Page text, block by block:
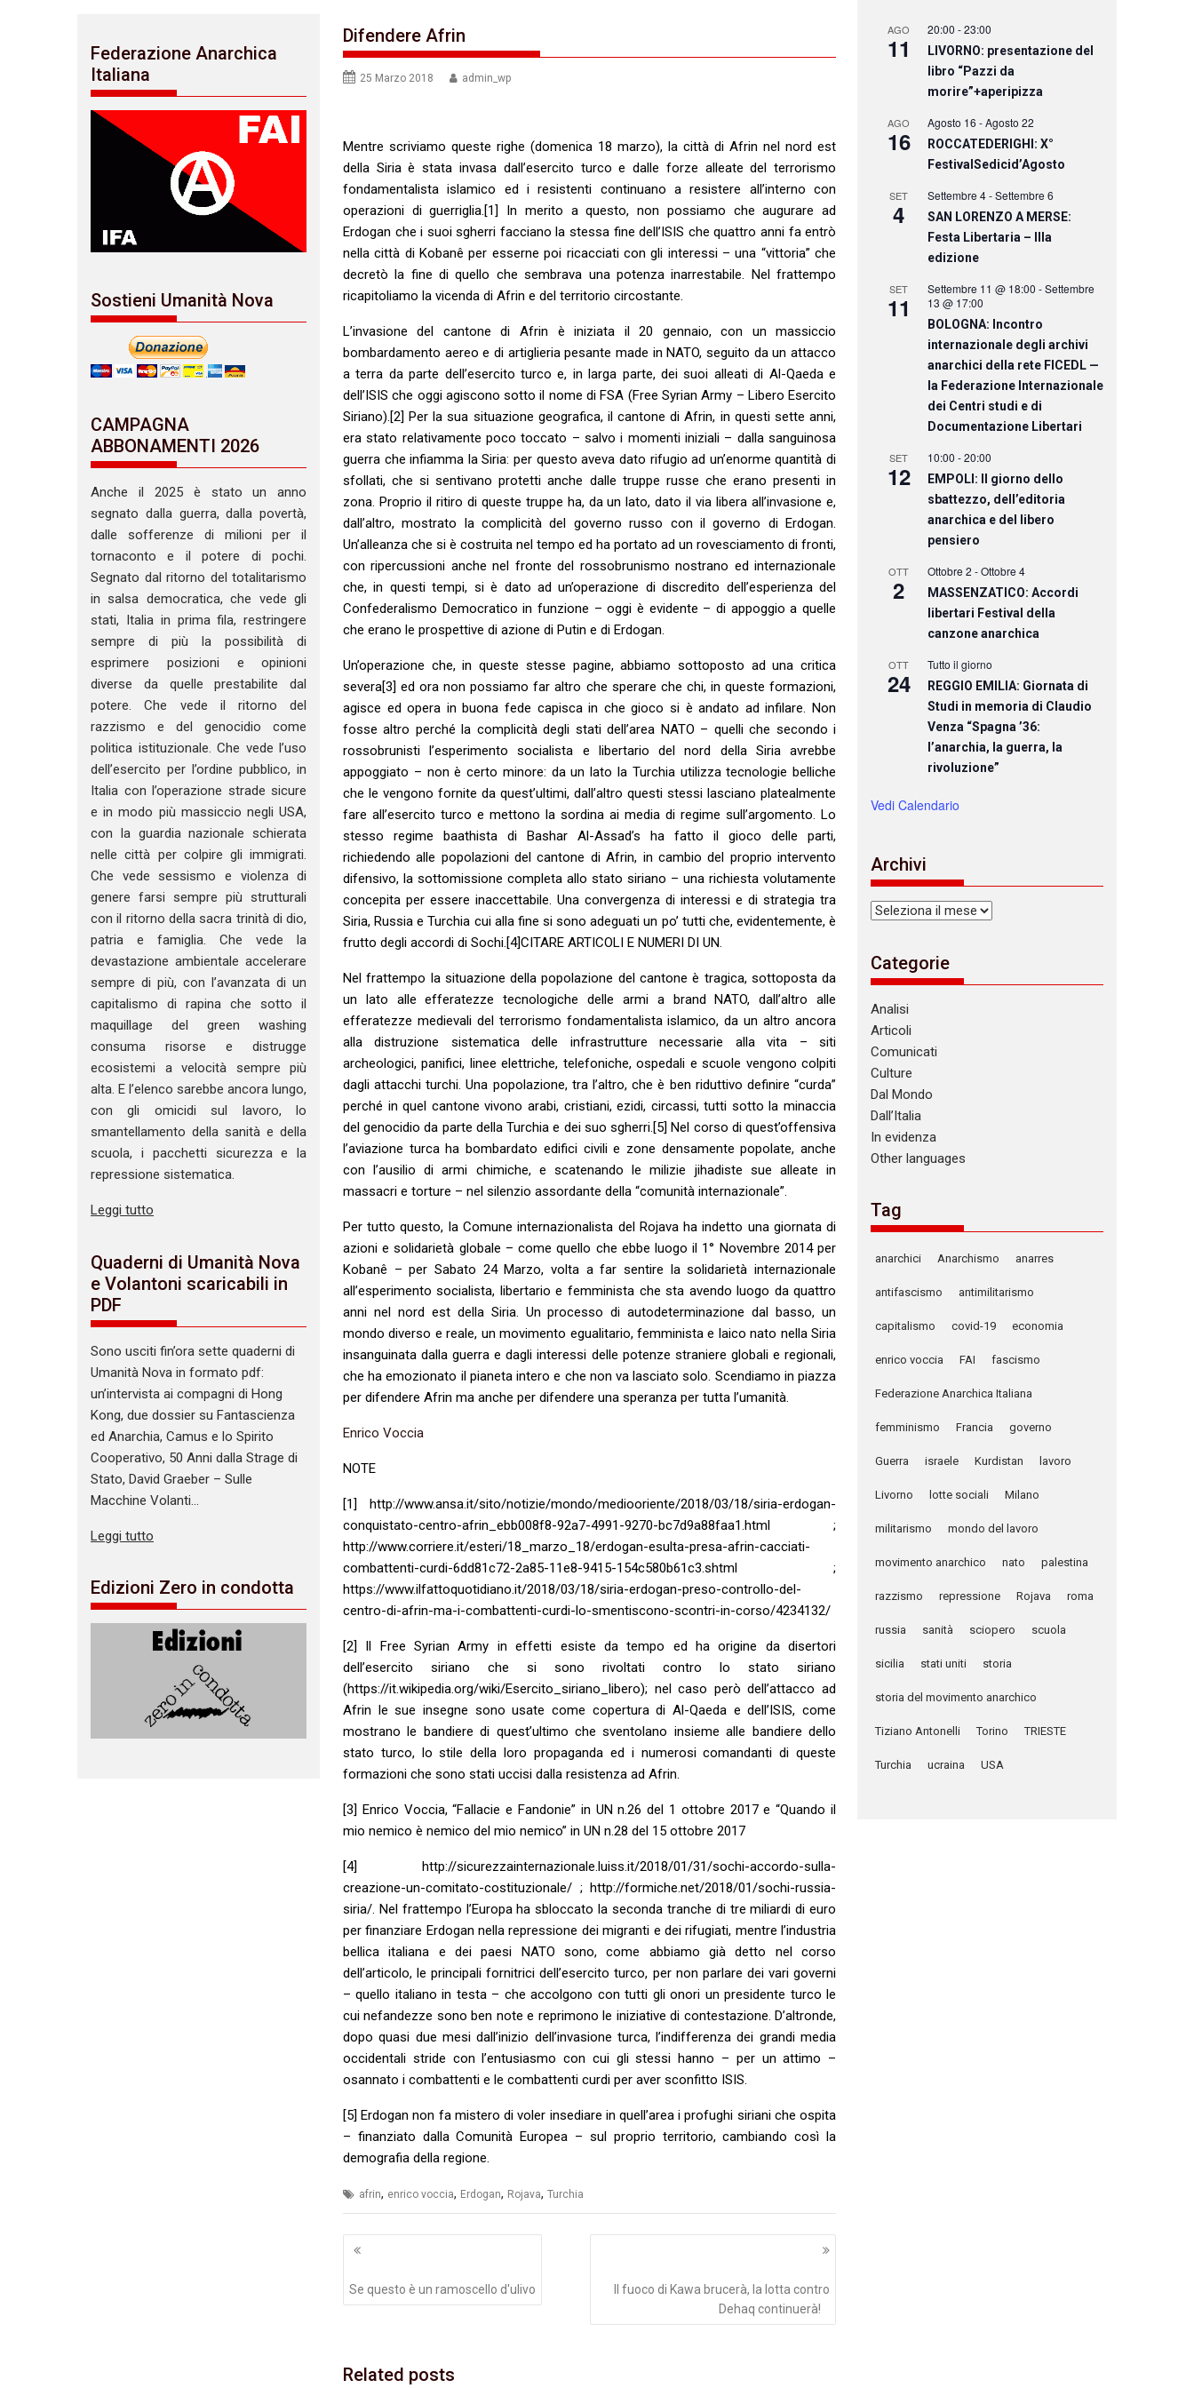
Difendere Afrin
25 Marzo 2018 admin_wp
Mentre scriviamo queste righe (domenica 18 marzo), la città di Afrin nel nord est
della Siria è stata invasa dall’esercito turco e dalle forze alleate del terrorismo
fondamentalista islamico ed i resistenti continuano a resistere all’interno con
operazioni di guerriglia.[1] In merito a questo, non possiamo che augurare ad
Erdogan che i suoi sgherri facciano la stessa fine dell’ISIS che quattro anni fa entrò
nella città di Kobanê per esserne poi ricacciati con gli interessi – una “vittoria” che
decretò la fine di quello che sembrava una potenza inarrestabile. Nel frattempo
ricapitoliamo la vicenda di Afrin e del territorio circostante.
L’invasione del cantone di Afrin è iniziata il 20 gennaio, con un massiccio
bombardamento aereo e di artiglieria pesante made in NATO, seguito da un attacco
a terra da parte dell’esercito turco e, in larga parte, dei suoi alleati di Al-Qaeda e
dell’ISIS che oggi agiscono sotto il nome di FSA (Free Syrian Army – Libero Esercito
Siriano).[2] Per la sua situazione geografica, il cantone di Afrin, in questi sette anni,
era stato relativamente poco toccato – salvo i momenti iniziali – dalla sanguinosa
guerra che infiamma la Siria: per questo aveva dato rifugio ad un’enorme quantità di
sfollati, che si sentivano protetti anche dalle truppe russe che erano presenti in
zona. Proprio il ritiro di queste truppe ha, da un lato, dato il via libera all’invasione e,
dall’altro, mostrato la complicità del governo russo con il governo di Erdogan.
Un’alleanza che si è costruita nel tempo ed ha portato ad un rovesciamento di fronti,
con ripercussioni anche nel fronte del rossobrunismo nostrano ed internazionale
che, in questi tempi, si è dato ad un’operazione di discredito dell’esperienza del
Confederalismo Democratico in funzione – oggi è evidente – di appoggio a quelle
che erano le prospettive di azione di Putin e di Erdogan.
Un’operazione che, in queste stesse pagine, abbiamo sottoposto ad una critica
severa[3] ed ora non possiamo far altro che sperare che chi, in queste formazioni,
agisce ed opera in buona fede capisca in che gioco si è andato ad infilare. Non
fosse altro perché la complicità degli stati dell’area NATO – quelli che secondo i
rossobrunisti l’esperimento socialista e libertario del nord della Siria avrebbe
appoggiato – non è certo minore: da un lato la Turchia utilizza tecnologie belliche
che le vengono fornite da quest’ultimi, dall’altro questi stessi lasciano platealmente
fare all’esercito turco e mettono la sordina ai media di regime sull’argomento. Lo
stesso regime baathista di Bashar Al-Assad’s ha fatto il gioco delle parti,
richiedendo alle popolazioni del cantone di Afrin, in cambio del proprio intervento
difensivo, la sottomissione completa allo stato siriano – una richiesta volutamente
concepita per essere inaccettabile. Una convergenza di interessi e di strategia tra
Siria, Russia e Turchia cui alla fine si sono adeguati un po’ tutti che, evidentemente, è
frutto degli accordi di Sochi.[4]CITARE ARTICOLI E NUMERI DI UN.
Nel frattempo la situazione della popolazione del cantone è tragica, sottoposta da
un lato alle efferatezze tecnologiche delle armi a brand NATO, dall’altro alle
efferatezze medievali del terrorismo fondamentalista islamico, da un altro ancora
alla distruzione sistematica delle infrastrutture necessarie alla vita – siti
archeologici, panifici, linee elettriche, telefoniche, ospedali e scuole vengono colpiti
dagli attacchi turchi. Una popolazione, tra l’altro, che è ben riduttivo definire “curda”
perché in quel cantone vivono arabi, cristiani, ezidi, circassi, tutti sotto la minaccia
del genocidio da parte della Turchia e dei suo sgherri.[5] Nel corso di quest’offensiva
l’aviazione turca ha bombardato edifici civili e zone densamente popolate, anche
con l’ausilio di armi chimiche, e scatenando le milizie jihadiste sue alleate in
massacri e torture – nel silenzio assordante della “comunità internazionale”.
Per tutto questo, la Comune internazionalista del Rojava ha indetto una giornata di
azioni e solidarietà globale – come quello che ebbe luogo il 1° Novembre 2014 per
Kobanê – per Sabato 24 Marzo, volta a far sentire la solidarietà internazionale
all’esperimento socialista, libertario e femminista che sta avendo luogo da quattro
anni nel nord est della Siria. Un processo di autodeterminazione dal basso, un
mondo diverso e reale, un movimento egualitario, femminista e laico nato nella Siria
insanguinata dalla guerra e dagli interessi delle potenze straniere globali e regionali,
che ha emozionato il pianeta intero e che non va lasciato solo. Scendiamo in piazza
per difendere Afrin ma anche per difendere una speranza per tutta l’umanità.
Enrico Voccia
NOTE
[1] http://www.ansa.it/sito/notizie/mondo/mediooriente/2018/03/18/siria-erdogan-
conquistato-centro-afrin_ebb008f8-92a7-4991-9270-bc7d9a88faa1.html ;
http://www.corriere.it/esteri/18_marzo_18/erdogan-esulta-presa-afrin-cacciati-
combattenti-curdi-6dd81c72-2a85-11e8-9415-154c580b61c3.shtml ;
https://www.ilfattoquotidiano.it/2018/03/18/siria-erdogan-preso-controllo-del-
centro-di-afrin-ma-i-combattenti-curdi-lo-smentiscono-scontri-in-corso/4234132/
[2] Il Free Syrian Army in effetti esiste da tempo ed ha origine da disertori
dell’esercito siriano che si sono rivoltati contro lo stato siriano
(https://it.wikipedia.org/wiki/Esercito_siriano_libero); nel caso però dell’attacco ad
Afrin le sue insegne sono usate come copertura di Al-Qaeda e dell’ISIS, come
mostrano le bandiere di quest’ultimo che sventolano insieme alle bandiere dello
stato turco, lo stile della loro propaganda ed i numerosi comandanti di queste
formazioni che sono stati uccisi dalla resistenza ad Afrin.
[3] Enrico Voccia, “Fallacie e Fandonie” in UN n.26 del 1 ottobre 2017 e “Quando il
mio nemico è nemico del mio nemico” in UN n.28 del 15 ottobre 2017
[4] http://sicurezzainternazionale.luiss.it/2018/01/31/sochi-accordo-sulla-
creazione-un-comitato-costituzionale/ ; http://formiche.net/2018/01/sochi-russia-
siria/. Nel frattempo l’Europa ha sbloccato la seconda tranche di tre miliardi di euro
per finanziare Erdogan nella repressione dei migranti e dei rifugiati, mentre l’industria
bellica italiana e dei paesi NATO sono, come abbiamo già detto nel corso
dell’articolo, le principali fornitrici dell’esercito turco, per non parlare dei vari governi
– quello italiano in testa – che accolgono con tutti gli onori un presidente turco le
cui nefandezze sono ben note e reprimono le iniziative di contestazione. D’altronde,
dopo quasi due mesi dall’inizio dell’invasione turca, l’indifferenza dei grandi media
occidentali stride con l’entusiasmo con cui gli stessi hanno – per un attimo –
osannato i combattenti e le combattenti curdi per aver sconfitto ISIS.
[5] Erdogan non fa mistero di voler insediare in quell’area i profughi siriani che ospita
– finanziato dalla Comunità Europea – sul proprio territorio, cambiando così la
demografia della regione.
afrin, enrico voccia, Erdogan, Rojava, Turchia
Navigazione
Se questo è un ramoscello d'ulivo
Il fuoco di Kawa brucerà, la lotta contro
Dehaq continuerà!
Related posts
Federazione Anarchica
Italiana
Sostieni Umanità Nova
CAMPAGNA
ABBONAMENTI 2026
Anche il 2025 è stato un anno
segnato dalla guerra, dalla povertà,
dalle sofferenze di milioni per il
tornaconto e il potere di pochi.
Segnato dal ritorno del totalitarismo
in salsa democratica, che vede gli
stati, Italia in prima fila, restringere
sempre di più la possibilità di
esprimere posizioni e opinioni
diverse da quelle prestabilite dal
potere. Che vede il ritorno del
razzismo e del genocidio come
politica istituzionale. Che vede l’uso
dell’esercito per l’ordine pubblico, in
Italia con l’operazione strade sicure
e in modo più massiccio negli USA,
con la guardia nazionale schierata
nelle città per colpire gli immigrati.
Che vede sessismo e violenza di
genere farsi sempre più strutturali
con il ritorno della sacra trinità di dio,
patria e famiglia. Che vede la
devastazione ambientale accelerare
sempre di più, con l’avanzata di un
capitalismo di rapina che sotto il
maquillage del green washing
consuma risorse e distrugge
ecosistemi a velocità sempre più
alta. E l’elenco sarebbe ancora lungo,
con gli omicidi sul lavoro, lo
smantellamento della sanità e della
scuola, i pacchetti sicurezza e la
repressione sistematica.
Leggi tutto
Quaderni di Umanità Nova
e Volantoni scaricabili in
PDF
Sono usciti fin’ora sette quaderni di
Umanità Nova in formato pdf:
un’intervista ai compagni di Hong
Kong, due dossier su Fantascienza
ed Anarchia, Camus e lo Spirito
Cooperativo, 50 Anni dalla Strage di
Stato, David Graeber – Sulle
Macchine Volanti…
Leggi tutto
Edizioni Zero in condotta
AGO
11
20:00 -23:00
LIVORNO: presentazione del
libro “Pazzi da
morire”+aperipizza
AGO
16
Agosto 16 -Agosto 22
ROCCATEDERIGHI: X°
FestivalSedicid’Agosto
SET
4
Settembre 4-Settembre 6
SAN LORENZO A MERSE:
Festa Libertaria – IIIa
edizione
SET
11
Settembre 11 @ 18:00 -Settembre
13 @ 17:00
BOLOGNA: Incontro
internazionale degli archivi
anarchici della rete FICEDL —
la Federazione Internazionale
dei Centri studi e di
Documentazione Libertari
SET
12
10:00 -20:00
EMPOLI: Il giorno dello
sbattezzo, dell’editoria
anarchica e del libero
pensiero
OTT
2
Ottobre 2 -Ottobre 4
MASSENZATICO: Accordi
libertari Festival della
canzone anarchica
OTT
24
Tutto il giorno
REGGIO EMILIA: Giornata di
Studi in memoria di Claudio
Venza “Spagna ’36:
l’anarchia, la guerra, la
rivoluzione”
Vedi Calendario
Archivi
Archivi
Categorie
Analisi
Articoli
Comunicati
Culture
Dal Mondo
Dall’Italia
In evidenza
Other languages
Tag
anarchici Anarchismo anarres
antifascismo antimilitarismo
capitalismo covid-19 economia
enrico voccia FAI fascismo
Federazione Anarchica Italiana
femminismo Francia governo
Guerra israele Kurdistan lavoro
Livorno lotte sociali Milano
militarismo mondo del lavoro
movimento anarchico nato palestina
razzismo repressione Rojava roma
russia sanità sciopero scuola
sicilia stati uniti storia
storia del movimento anarchico
Tiziano Antonelli Torino TRIESTE
Turchia ucraina USA